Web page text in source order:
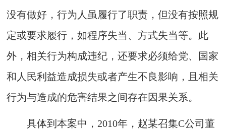
没有做好，行为人虽履行了职责，但没有按照规
定或要求履行，如程序失当、方式失当等。此
外，相关行为构成违纪，还要求必须给党、国家
和人民利益造成损失或者产生不良影响，且相关
行为与造成的危害结果之间存在因果关系。
具体到本案中，2010年，赵某召集C公司董